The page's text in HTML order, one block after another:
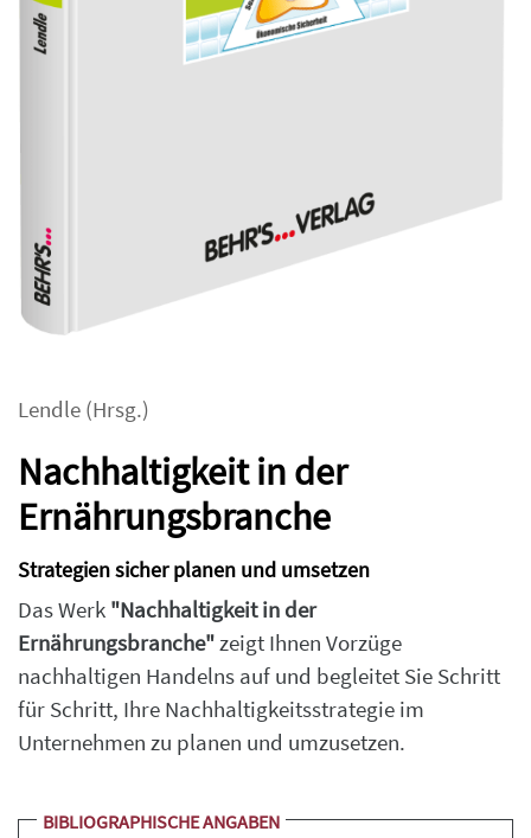
Lendle (Hrsg.)
Nachhaltigkeit in der
Ernährungsbranche
Strategien sicher planen und umsetzen
Das Werk "Nachhaltigkeit in der
Ernährungsbranche"zeigt Ihnen Vorzüge
nachhaltigen Handelns auf und begleitet Sie Schritt
für Schritt, Ihre Nachhaltigkeitsstrategie im
Unternehmen zu planen und umzusetzen.
BIBLIOGRAPHISCHE ANGABEN